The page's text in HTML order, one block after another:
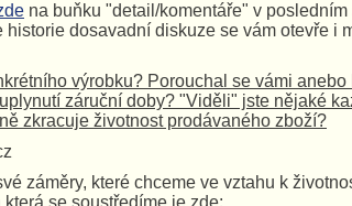
na buňku "detail/komentáře" v
dosavadní diskuze se vám otevře i
výrobku? Porouchal se vámi
záruční doby? "Viděli" jste nějaké
zkracuje životnost prodávaného zboží?
záměry, které chceme ve vztahu k
se soustředíme je zde: